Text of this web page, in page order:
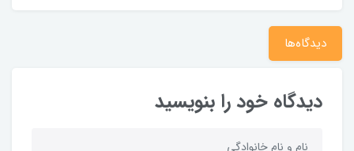
دیدگاه‌ها
دیدگاه خود را بنویسید